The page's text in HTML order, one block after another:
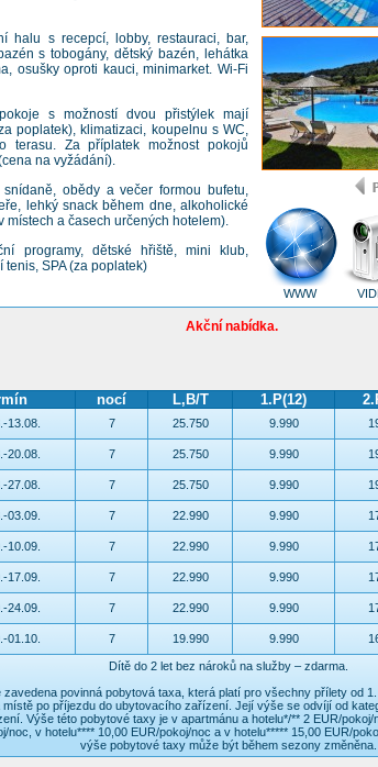
WWW
halu s recepcí, lobby, restauraci, bar,
s tobogány, dětský bazén, lehátka
osušky oproti kauci, minimarket. Wi-Fi
s možností dvou přistýlek mají
poplatek), klimatizaci, koupelnu s WC,
Za příplatek možnost pokojů
na vyžádání).
obědy a večer formou bufetu,
lehký snack během dne, alkoholické
a časech určených hotelem).
programy, dětské hřiště, mini klub,
tenis, SPA (za poplatek)
Akční nabídka.
nocí L,B/T 1.P(12)
13.08. 7 25.750 9.990
20.08. 7 25.750 9.990
27.08. 7 25.750 9.990
03.09. 7 22.990 9.990
10.09. 7 22.990 9.990
17.09. 7 22.990 9.990
24.09. 7 22.990 9.990
01.10. 7 19.990 9.990
Dítě do 2 let bez nároků na služby – zdarma.
zavedena povinná pobytová taxa, která platí pro všechny přílety od
místě po příjezdu do ubytovacího zařízení. Její výše se odvíjí od
Výše této pobytové taxy je v apartmánu a hotelu*/** 2 EUR/pokoj/
noc, v hotelu**** 10,00 EUR/pokoj/noc a v hotelu***** 15,00 EUR/
výše pobytové taxy může být během sezony změněna.